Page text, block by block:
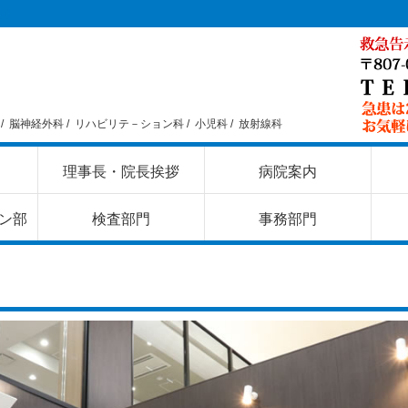
脳神経外科 / リハビリテ－ション科 / 小児科 / 放射線科
理事長・院長挨拶 病院案内
部 検査部門 事務部門